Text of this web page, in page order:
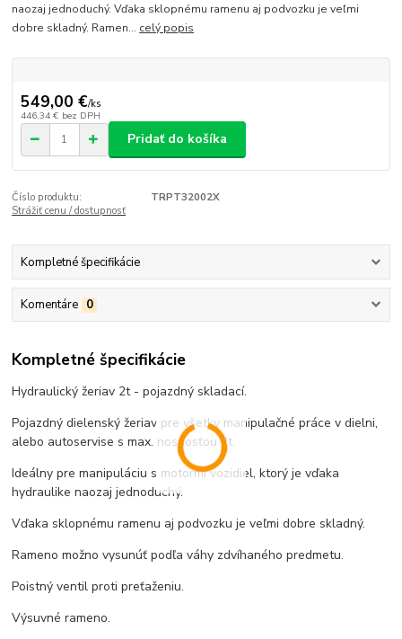
naozaj jednoduchý. Vďaka sklopnému ramenu aj podvozku je veľmi
dobre skladný. Ramen... celý popis
549,00 €/ks
446,34 € bez DPH
Pridať do košíka
Číslo produktu:
TRPT32002X
Strážiť cenu / dostupnosť
Kompletné špecifikácie
Komentáre 0
Kompletné špecifikácie
Hydraulický žeriav 2t - pojazdný skladací.
Pojazdný dielenský žeriav pre všetky manipulačné práce v dielni,
alebo autoservise s max. nosnosťou 2t.
Ideálny pre manipuláciu s motormi vozidiel, ktorý je vďaka
hydraulike naozaj jednoduchý.
Vďaka sklopnému ramenu aj podvozku je veľmi dobre skladný.
Rameno možno vysunúť podľa váhy zdvíhaného predmetu.
Poistný ventil proti preťaženiu.
Výsuvné rameno.